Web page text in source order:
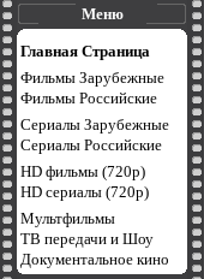
Меню
Главная Страница
Фильмы Зарубежные
Фильмы Российские
Сериалы Зарубежные
Сериалы Российские
HD фильмы (720p)
HD сериалы (720p)
Мультфильмы
ТВ передачи и Шоу
Документальное кино